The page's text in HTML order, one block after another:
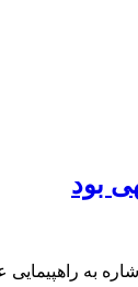
بود
به